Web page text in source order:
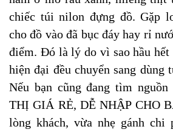
chiếc túi nilon đựng đồ. Gặp
cho đồ vào đã bục đáy hay rỉ
điểm. Đó là lý do vì sao hầu hết
hiện đại đều chuyển sang dùng
Nếu bạn cũng đang tìm
THỊ GIÁ RẺ, DỄ NHẬP CHO
lòng khách, vừa nhẹ gánh chi